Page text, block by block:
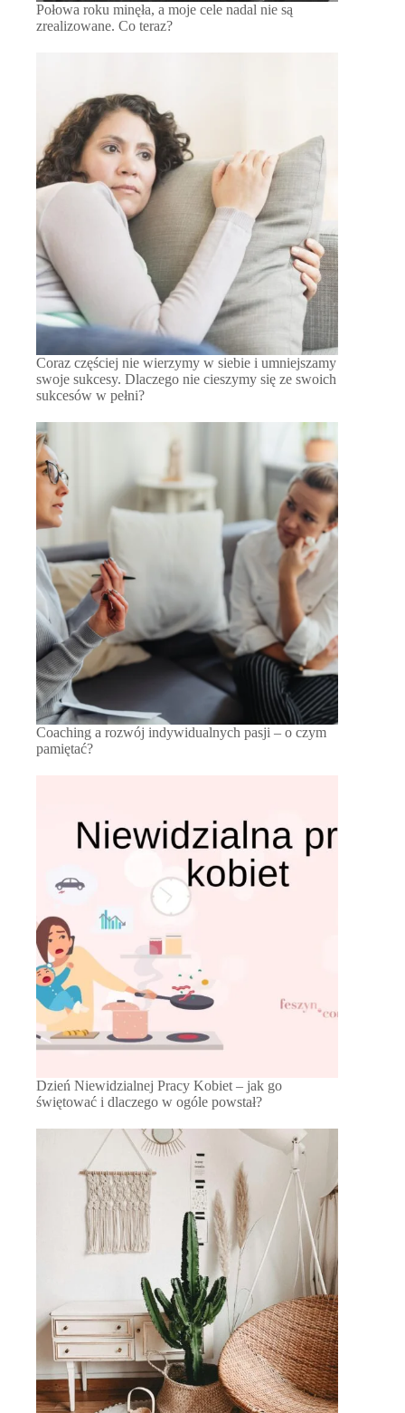
Połowa roku minęła, a moje cele nadal nie są
zrealizowane. Co teraz?
Coraz częściej nie wierzymy w siebie i umniejszamy
swoje sukcesy. Dlaczego nie cieszymy się ze swoich
sukcesów w pełni?
Coaching a rozwój indywidualnych pasji – o czym
pamiętać?
Dzień Niewidzialnej Pracy Kobiet – jak go
świętować i dlaczego w ogóle powstał?